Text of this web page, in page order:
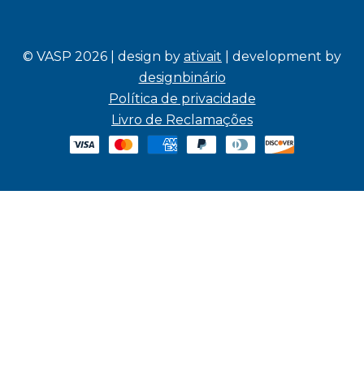
© VASP 2026 | design by ativait | development by
designbinário
Política de privacidade
Livro de Reclamações